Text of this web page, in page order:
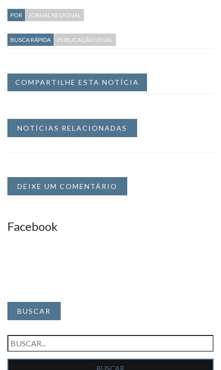
POR JORNAL REGIONAL
BUSCA RÁPIDA PUBLICAÇÃO LEGAL
COMPARTILHE ESTA NOTÍCIA
NOTÍCIAS RELACIONADAS
DEIXE UM COMENTÁRIO
Facebook
BUSCAR